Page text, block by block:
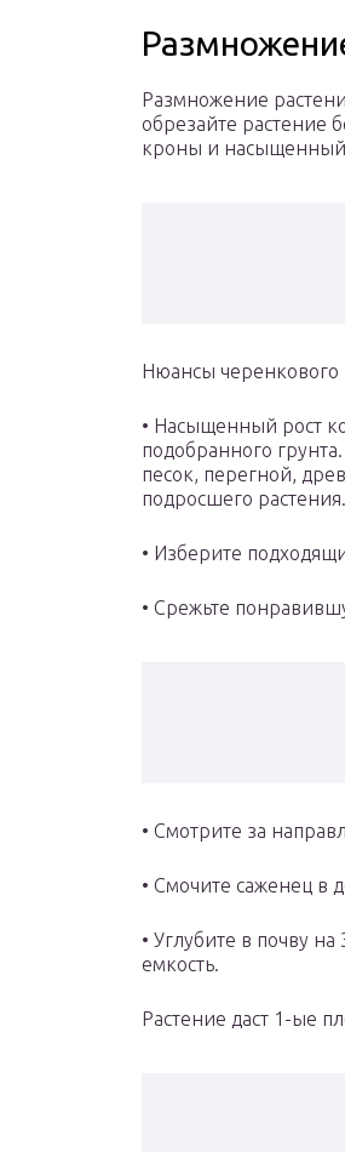
Размножение
обрезайте растение
кроны и насыщенный
Нюансы
• Насыщенный рост
подобранного
песок, перегной,
подросшего растения.
• Изберите
• Срежьте
• Смотрите за
• Смочите саженец в
• Углубите в почву
емкость.
Растение даст 1-ые